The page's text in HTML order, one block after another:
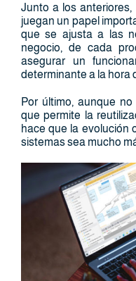
Junto a los
juegan un papel
que se ajusta a las
negocio, de cada
asegurar un
determinante a la hora
Por último, aunque
que permite la
hace que la evolución
sistemas sea mucho